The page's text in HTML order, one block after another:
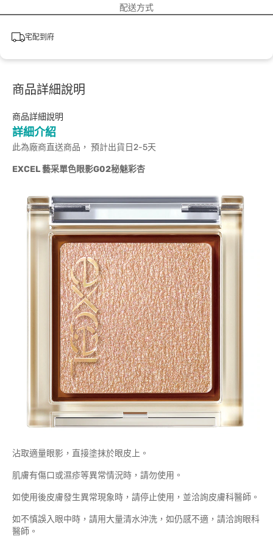
配送方式
宅配到府
商品詳細說明
商品詳細說明
詳細介紹
此為廠商直送商品， 預計出貨日2-5天
EXCEL藝采單色眼影G02秘魅彩杏
沾取適量眼影，直接塗抹於眼皮上。
肌膚有傷口或濕疹等異常情況時，請勿使用。
如使用後皮膚發生異常現象時，請停止使用，並洽詢皮膚科醫師。
如不慎誤入眼中時，請用大量清水沖洗，如仍感不適，請洽詢眼科
醫師。